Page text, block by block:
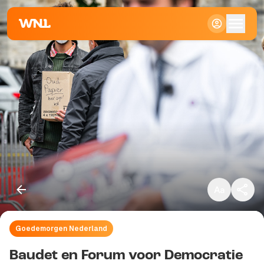
Goedemorgen Nederland
Baudet en Forum voor Democratie